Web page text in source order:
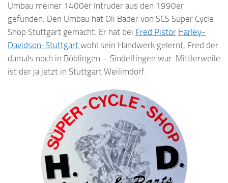
Umbau meiner 1400er Intruder aus den 1990er
gefunden. Den Umbau hat Oli Bader von SCS Super Cycle
Shop Stuttgart gemacht. Er hat bei Fred Pistor Harley-
Davidson-Stuttgart wohl sein Handwerk gelernt, Fred der
damals noch in Böblingen – Sindelfingen war. Mittlerweile
ist der ja jetzt in Stuttgart Weilimdorf.